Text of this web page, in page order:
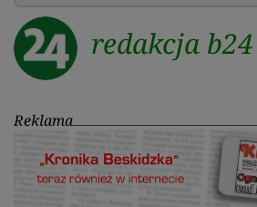
redakcja b24
Reklama